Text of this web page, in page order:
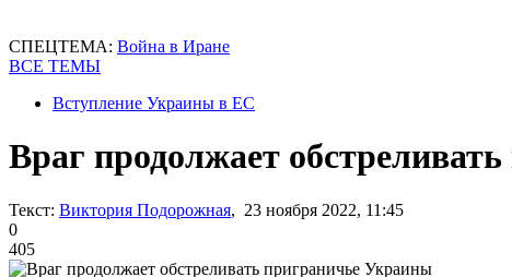
СПЕЦТЕМА: Война в Иране
ВСЕ ТЕМЫ
Вступление Украины в ЕС
Враг продолжает
Текст: Виктория Подорожная, 23 ноября 2022, 11:45
0
405